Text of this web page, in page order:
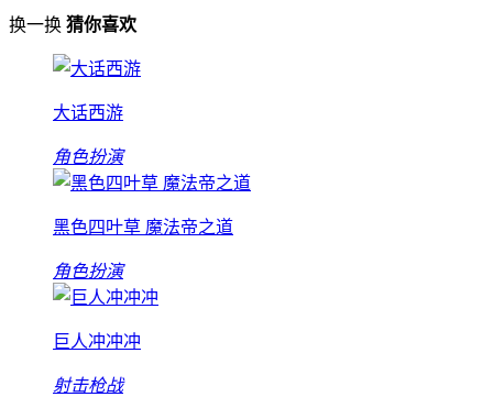
换一换 猜你喜欢
大话西游
角色扮演
黑色四叶草 魔法帝之道
角色扮演
巨人冲冲冲
射击枪战